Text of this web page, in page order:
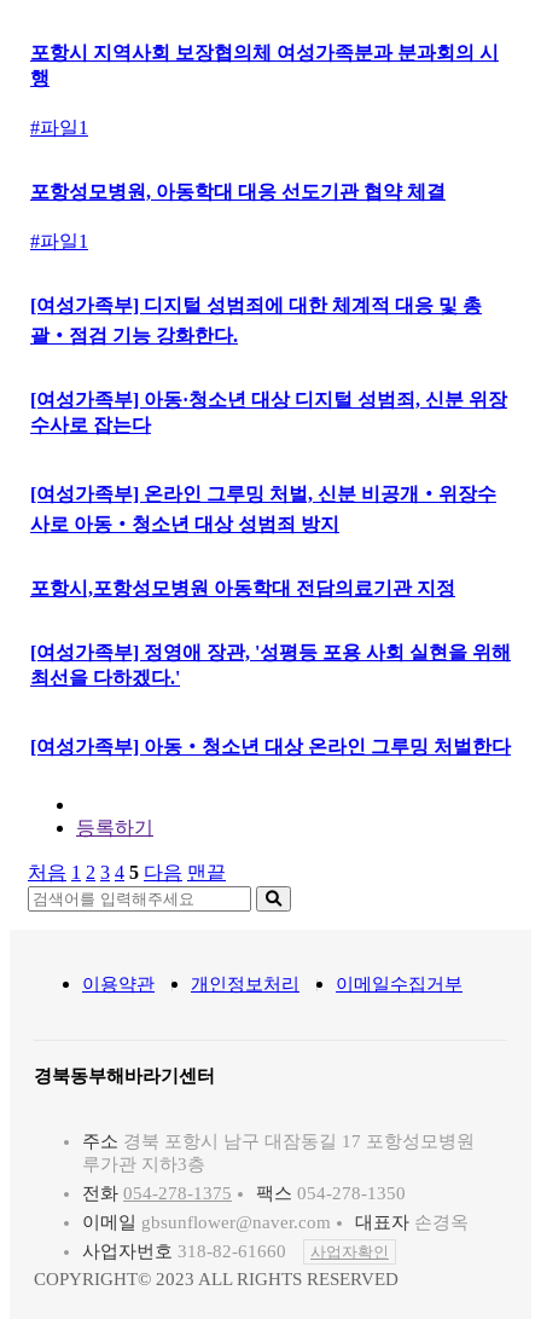
포항시 지역사회 보장협의체 여성가족분과 분과회의 시
행
#파일1
포항성모병원, 아동학대 대응 선도기관 협약 체결
#파일1
[여성가족부] 디지털 성범죄에 대한 체계적 대응 및 총
괄‧점검 기능 강화한다.
[여성가족부] 아동·청소년 대상 디지털 성범죄, 신분 위장
수사로 잡는다
[여성가족부] 온라인 그루밍 처벌, 신분 비공개‧위장수
사로 아동‧청소년 대상 성범죄 방지
포항시,포항성모병원 아동학대 전담의료기관 지정
[여성가족부] 정영애 장관, '성평등 포용 사회 실현을 위해
최선을 다하겠다.'
[여성가족부] 아동‧청소년 대상 온라인 그루밍 처벌한다
등록하기
처음 1 2 3 4 5 다음 맨끝
이용약관 개인정보처리 이메일수집거부
경북동부해바라기센터
주소 경북 포항시 남구 대잠동길 17 포항성모병원
루가관 지하3층
전화 054-278-1375 팩스 054-278-1350
이메일 gbsunflower@naver.com 대표자 손경옥
사업자번호 318-82-61660 사업자확인
COPYRIGHT© 2023 ALL RIGHTS RESERVED